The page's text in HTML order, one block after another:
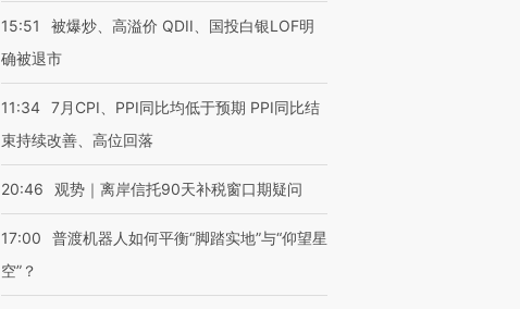
15:51
被爆炒、高溢价 QDII、国投白银LOF明
确被退市
11:34 7月CPI、PPI同比均低于预期 PPI同比结
束持续改善、高位回落
20:46 观势｜离岸信托90天补税窗口期疑问
17:00
普渡机器人如何平衡“脚踏实地”与“仰望星
空”？